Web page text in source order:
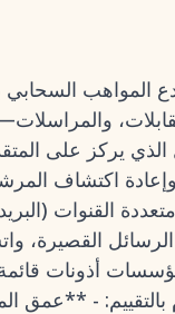
المواهب السحابي
اكتشاف
الرسائل القصيرة،
أذونات
- **عمق